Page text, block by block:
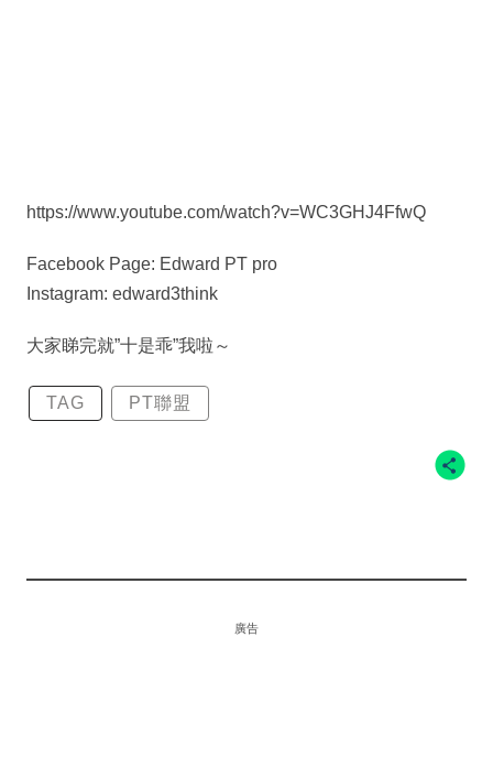
https://www.youtube.com/watch?v=WC3GHJ4FfwQ
Facebook Page: Edward PT pro
Instagram: edward3think
大家睇完就”十是乖”我啦～
TAG PT聯盟
廣告